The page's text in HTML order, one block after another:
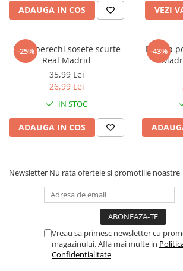
Garfield
Perletti
Warner
The Grinch
44 Cats
Captain america
Liga Dreptatii
My Little Pony
Toy Story
OEM
Dory
Lady Bug
VAMPIRINA
Zhu Zhu Pets
Disney Elena din Avalor
Marvel
Monsters Inc.
La casa de papel
ADAUGA IN COS VEZI
-25%
Set 2 perechi sosete scurte
Real Madrid
35,99 Lei
26,99 Lei
IN STOC
ADAUGA IN COS
-43%
Prosop
Newsletter Nu rata ofertele si promotiile noastre
Vreau sa primesc newsletter cu
magazinului. Afla mai multe in
Confidentialitate